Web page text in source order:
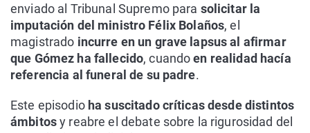
enviado al Tribunal Supremo para solicitar la
imputación del ministro Félix Bolaños, el
magistrado incurre en un grave lapsus al afirmar
que Gómez ha fallecido, cuandoen realidad hacía
referencia al funeral de su padre.
Este episodio ha suscitado críticas desde distintos
ámbitosy reabre el debate sobre la rigurosidad del